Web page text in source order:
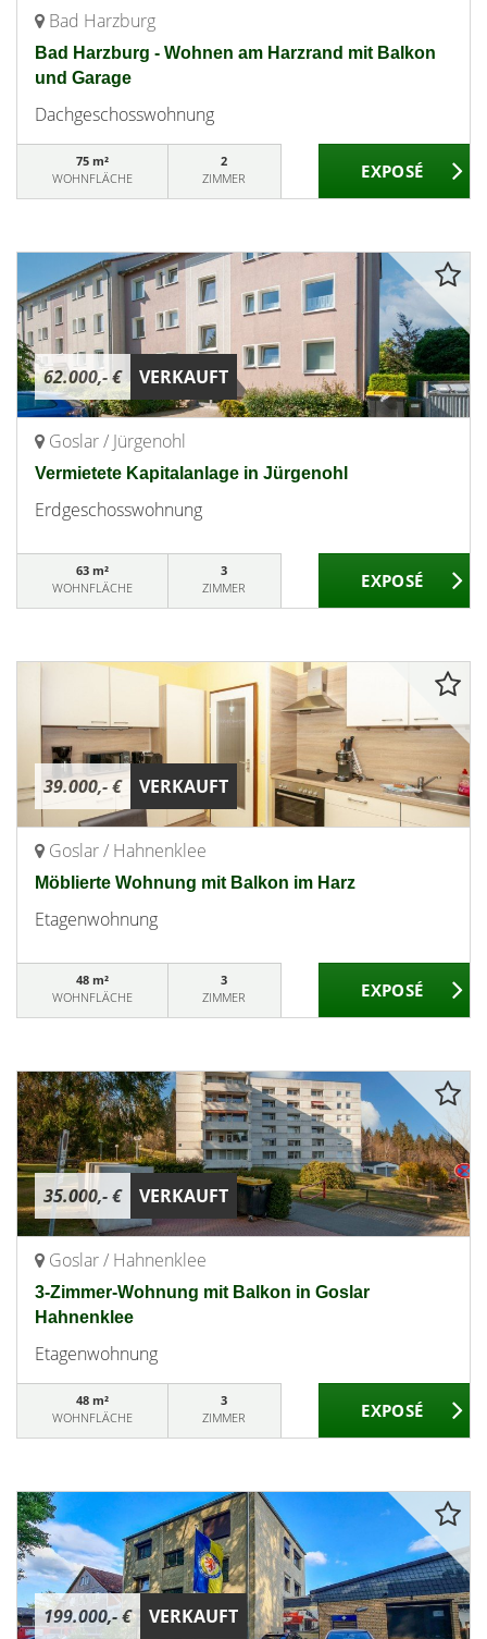
Bad Harzburg
Bad Harzburg - Wohnen am Harzrand mit Balkon
und Garage
Dachgeschosswohnung
75 m²
WOHNFLÄCHE
2
ZIMMER
62.000,- € VERKAUFT
Goslar / Jürgenohl
Vermietete Kapitalanlage in Jürgenohl
Erdgeschosswohnung
63 m²
WOHNFLÄCHE
3
ZIMMER
39.000,- € VERKAUFT
Goslar / Hahnenklee
Möblierte Wohnung mit Balkon im Harz
Etagenwohnung
48 m²
WOHNFLÄCHE
3
ZIMMER
35.000,- € VERKAUFT
Goslar / Hahnenklee
3-Zimmer-Wohnung mit Balkon in Goslar
Hahnenklee
Etagenwohnung
48 m²
WOHNFLÄCHE
3
ZIMMER
199.000,- € VERKAUFT